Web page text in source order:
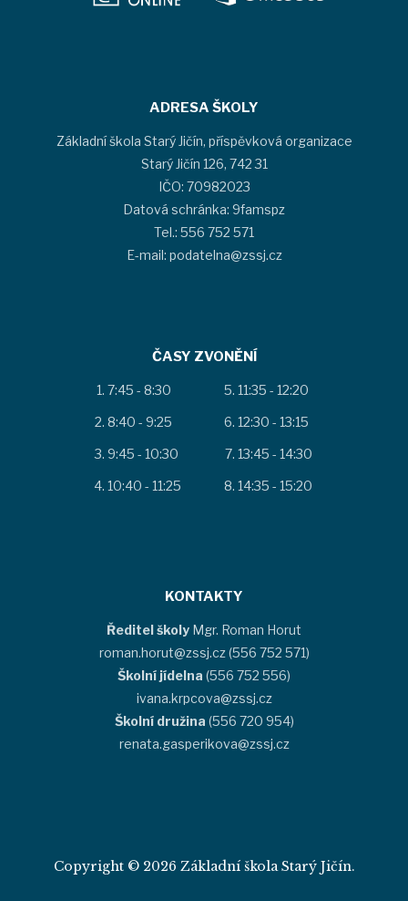
ADRESA ŠKOLY
Základní škola Starý Jičín, příspěvková organizace
Starý Jičín 126, 742 31
IČO: 70982023
Datová schránka: 9famspz
Tel.: 556 752 571
E-mail: podatelna@zssj.cz
ČASY ZVONĚNÍ
7:45 - 8:30
8:40 - 9:25
9:45 - 10:30
10:40 - 11:25
11:35 - 12:20
12:30 - 13:15
13:45 - 14:30
14:35 - 15:20
KONTAKTY
Ředitel školy Mgr. Roman Horut
roman.horut@zssj.cz (556 752 571)
Školní jídelna (556 752 556)
ivana.krpcova@zssj.cz
Školní družina (556 720 954)
renata.gasperikova@zssj.cz
Copyright © 2026 Základní škola Starý Jičín.